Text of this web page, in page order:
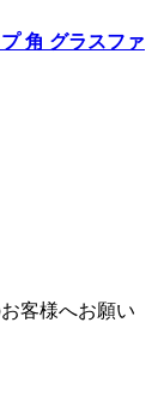
角 グラスファ
客様へお願い